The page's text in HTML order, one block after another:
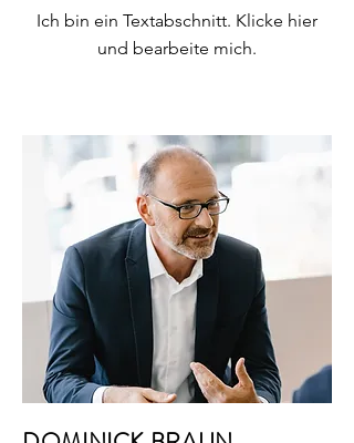
Ich bin ein Textabschnitt. Klicke hier
und bearbeite mich.